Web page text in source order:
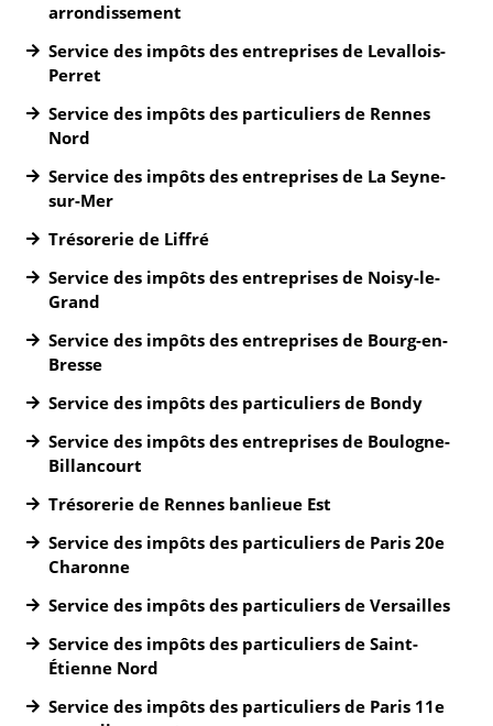
arrondissement
Service des impôts des entreprises de Levallois-
Perret
Service des impôts des particuliers de Rennes
Nord
Service des impôts des entreprises de La Seyne-
sur-Mer
Trésorerie de Liffré
Service des impôts des entreprises de Noisy-le-
Grand
Service des impôts des entreprises de Bourg-en-
Bresse
Service des impôts des particuliers de Bondy
Service des impôts des entreprises de Boulogne-
Billancourt
Trésorerie de Rennes banlieue Est
Service des impôts des particuliers de Paris 20e
Charonne
Service des impôts des particuliers de Versailles
Service des impôts des particuliers de Saint-
Étienne Nord
Service des impôts des particuliers de Paris 11e